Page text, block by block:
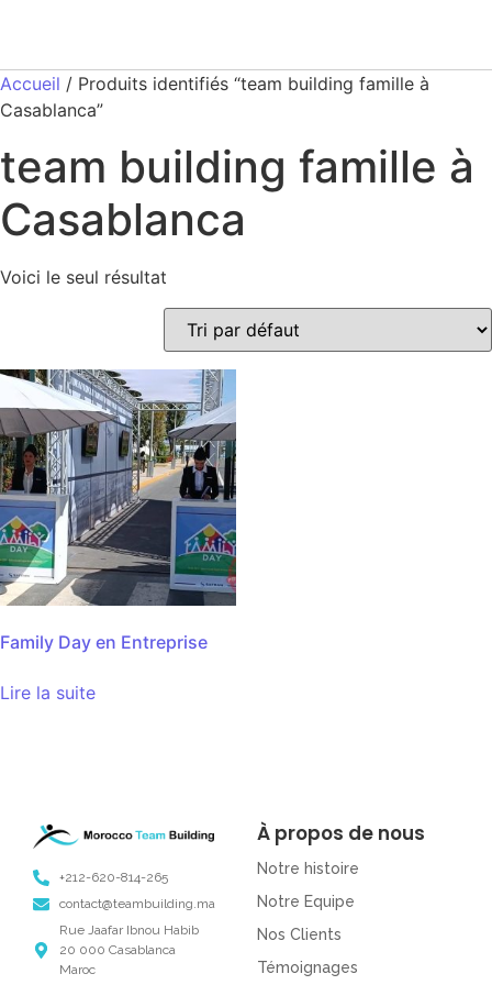
Accueil / Produits identifiés “team building famille à
Casablanca”
team building famille à
Casablanca
Voici le seul résultat
Family Day en Entreprise
Lire la suite
+212-620-814-265
contact@teambuilding.ma
Rue Jaafar Ibnou Habib
20 000 Casablanca
Maroc
À propos de nous
Notre histoire
Notre Equipe
Nos Clients
Témoignages